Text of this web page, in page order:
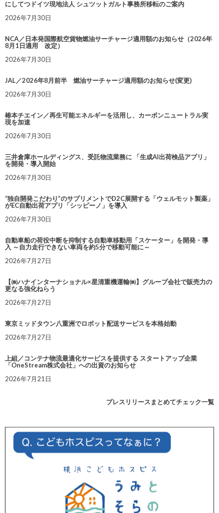
にしてつドイツ現地法人 シュツットガルト事務所移転のご案内
2026年7月30日
NCA／日本発国際航空貨物燃油サーチャージ適用額のお知らせ（2026年
8月1日適用 改定）
2026年7月30日
JAL／2026年8月前半 燃油サーチャージ適用額のお知らせ(変更)
2026年7月30日
椿本チエイン／再生可能エネルギーを活用し、カーボンニュートラル実
現を加速
2026年7月30日
三井倉庫ホールディングス、受託物流業務に 「生成AI出荷検品アプリ」
を開発・導入開始
2026年7月30日
“独自開発こだわり”のサプリメントでD2C展開する「ウェルモット製薬」
がEC自動出荷アプリ「シッピーノ」を導入
2026年7月30日
自動車船の荷役中断を抑制する自動車移動用「スケーター」を開発・導
入 ～自力走行できない車両を約5分で移動可能に～
2026年7月27日
【㈱ハナインターナショナル×星清重機運輸㈱】グループ会社で販売力の
更なる強化ねらう
2026年7月27日
東京ミッドタウン八重洲でロボット配送サービスを本格始動
2026年7月27日
上組／コンテナ物流最適化サービスを提供する スタートアップ企業
「OneStream株式会社」への出資のお知らせ
2026年7月21日
プレスリリースまとめてチェック一覧